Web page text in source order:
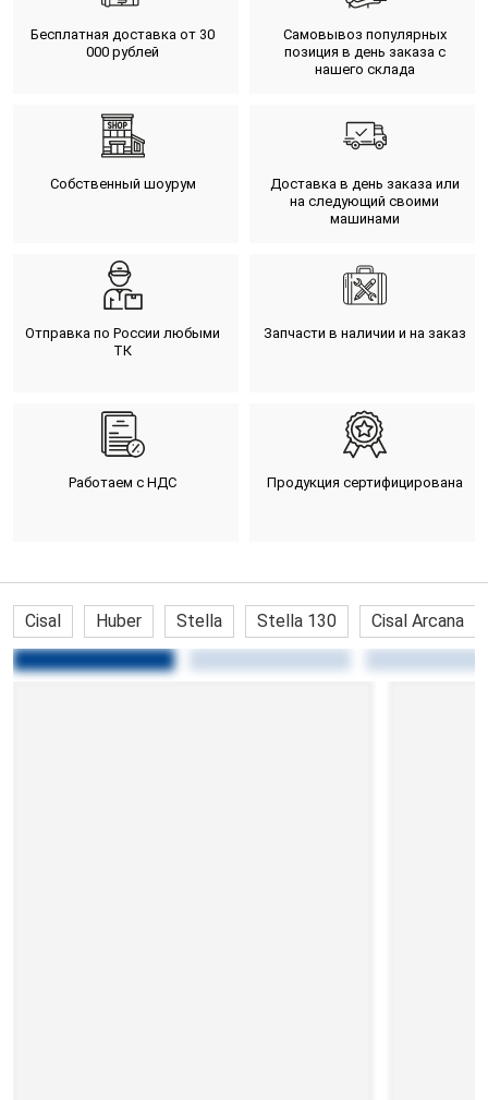
Бесплатная доставка от 30
000 рублей
Самовывоз популярных
позиция в день заказа с
нашего склада
Собственный шоурум
Доставка в день заказа или
на следующий своими
машинами
Отправка по России любыми
ТК
Запчасти в наличии и на заказ
Работаем с НДС Продукция сертифицирована
Cisal Huber Stella Stella 130 Cisal Arcana